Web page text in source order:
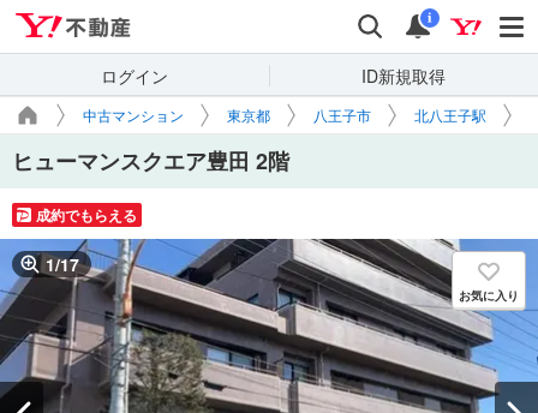
検索 通知
i
ログイン ID新規取得
中古マンション 東京都 八王子市 北八王子駅
ヒューマンスクエア豊田 2階
成約でもらえる
1/17
お気に入り